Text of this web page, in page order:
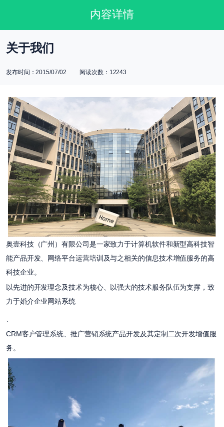
内容详情
关于我们
发布时间：2015/07/02 阅读次数：12243
奥壹科技（广州）有限公司是一家致力于计算机软件和新型高科技智
能产品开发、网络平台运营培训及与之相关的信息技术增值服务的高
科技企业。
以先进的开发理念及技术为核心、以强大的技术服务队伍为支撑，致
力于婚介企业网站系统
、
CRM客户管理系统、推广营销系统产品开发及其定制二次开发增值服
务。